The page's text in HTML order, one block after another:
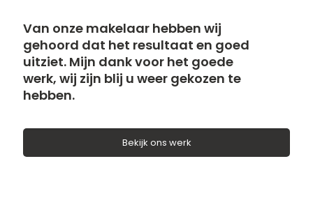
Van onze makelaar hebben wij
gehoord dat het resultaat en goed
uitziet. Mijn dank voor het goede
werk, wij zijn blij u weer gekozen te
hebben.
Bekijk ons werk